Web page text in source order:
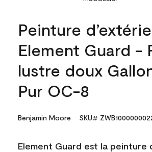
Peinture
Element Guard -
lustre doux
Pur OC-8
Benjamin Moore SKU#
Element Guard est la peinture